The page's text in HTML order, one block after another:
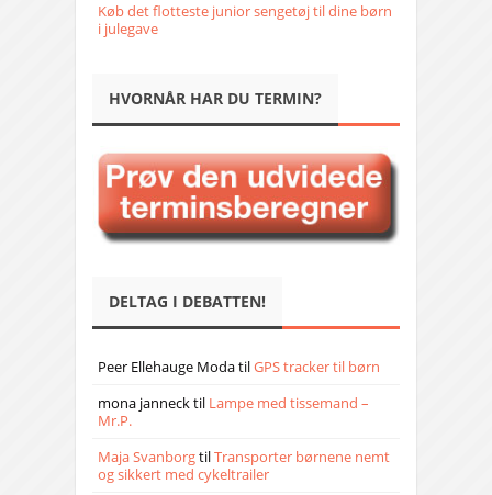
Køb det flotteste junior sengetøj til dine børn
i julegave
HVORNÅR HAR DU TERMIN?
DELTAG I DEBATTEN!
Peer Ellehauge ModatilGPS tracker til børn
mona jannecktil Lampe med tissemand –
Mr.P.
Maja SvanborgtilTransporter børnene nemt
og sikkert med cykeltrailer